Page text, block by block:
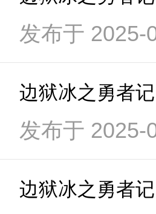
发布于 2025-
边狱冰之勇者
发布于 2025-
边狱冰之勇者